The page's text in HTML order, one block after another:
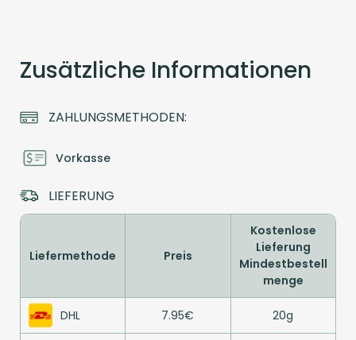
Zusätzliche Informationen
ZAHLUNGSMETHODEN:
Vorkasse
LIEFERUNG
Liefermethode Preis
Kostenlose
Lieferung
Mindestbestell
menge
DHL 7.95€ 20g